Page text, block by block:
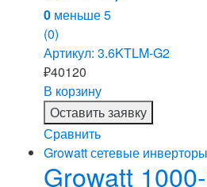
0 меньше 5
(0)
Артикул: 3.6KTLM-G2
₽40120
В корзину
Оставить заявку
Сравнить
Growatt сетевые инверторы
Growatt